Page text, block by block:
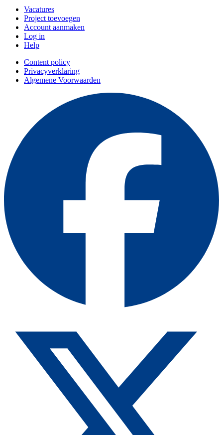
Vacatures
Project toevoegen
Account aanmaken
Log in
Help
Content policy
Privacyverklaring
Algemene Voorwaarden